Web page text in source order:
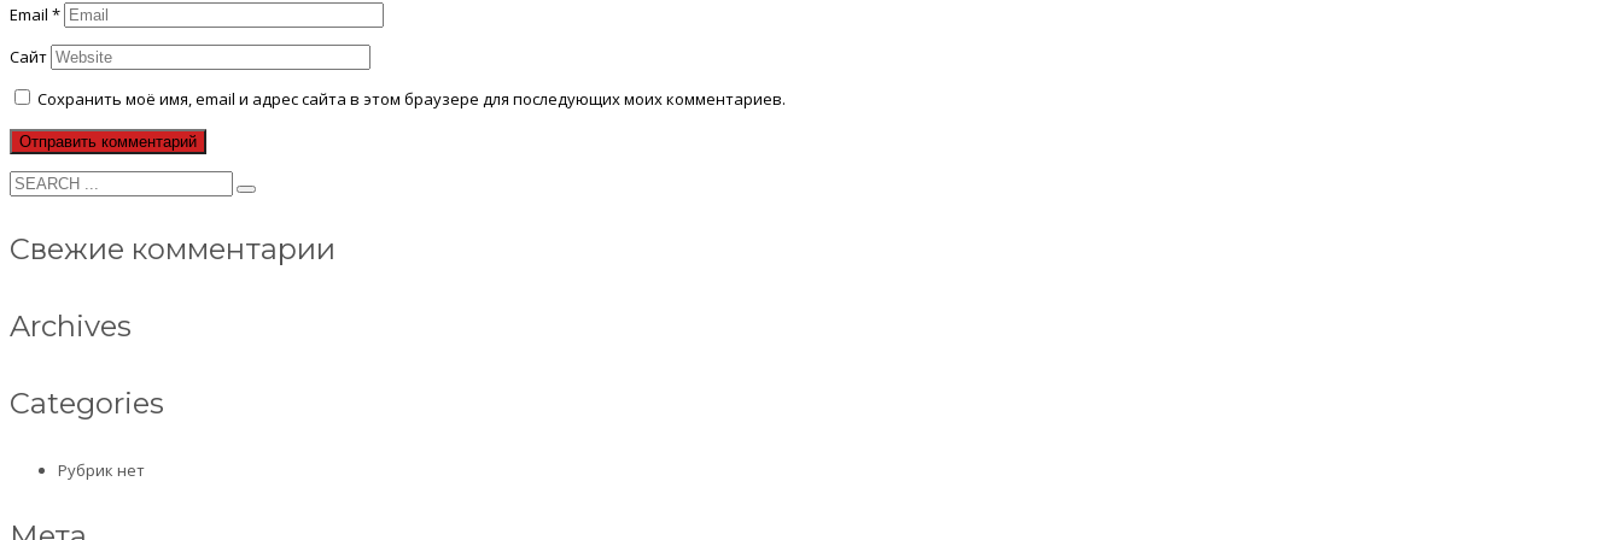
Email *
Сайт
Сохранить моё имя, email и адрес сайта в этом браузере для последующих моих комментариев.
Свежие комментарии
Archives
Categories
Рубрик нет